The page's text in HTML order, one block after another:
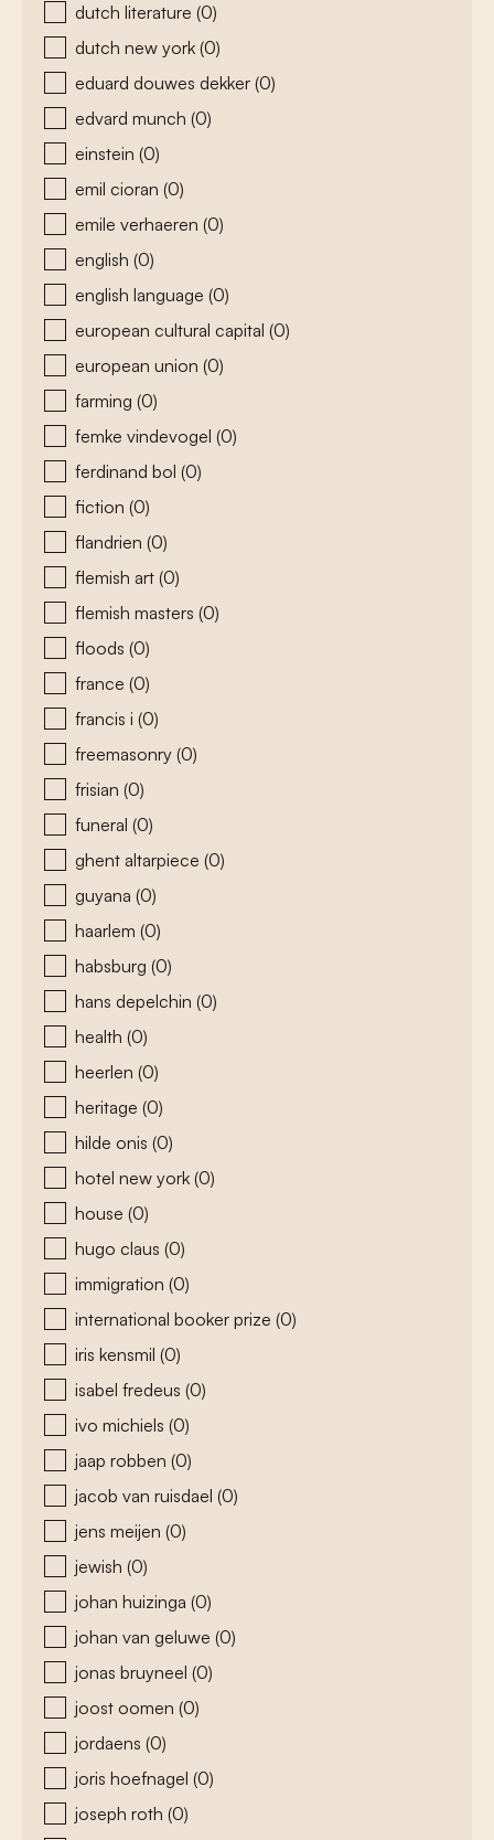
dutch literature (0)
dutch new york (0)
eduard douwes dekker (0)
edvard munch (0)
einstein (0)
emil cioran (0)
emile verhaeren (0)
english (0)
english language (0)
european cultural capital (0)
european union (0)
farming (0)
femke vindevogel (0)
ferdinand bol (0)
fiction (0)
flandrien (0)
flemish art (0)
flemish masters (0)
floods (0)
france (0)
francis i (0)
freemasonry (0)
frisian (0)
funeral (0)
ghent altarpiece (0)
guyana (0)
haarlem (0)
habsburg (0)
hans depelchin (0)
health (0)
heerlen (0)
heritage (0)
hilde onis (0)
hotel new york (0)
house (0)
hugo claus (0)
immigration (0)
international booker prize (0)
iris kensmil (0)
isabel fredeus (0)
ivo michiels (0)
jaap robben (0)
jacob van ruisdael (0)
jens meijen (0)
jewish (0)
johan huizinga (0)
johan van geluwe (0)
jonas bruyneel (0)
joost oomen (0)
jordaens (0)
joris hoefnagel (0)
joseph roth (0)